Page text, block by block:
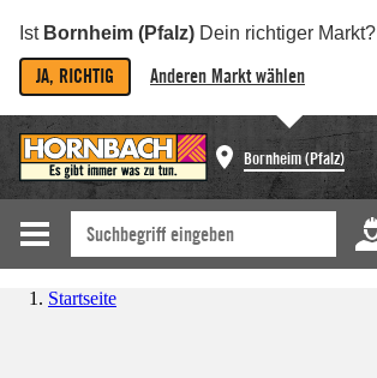
Ist Bornheim (Pfalz) Dein richtiger Markt?
JA, RICHTIG Anderen Markt wählen
Bornheim (Pfalz)
Startseite